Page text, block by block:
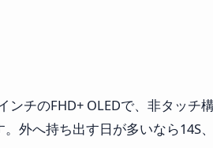
チのFHD+ OLEDで、非タッチ
外へ持ち出す日が多いなら14S